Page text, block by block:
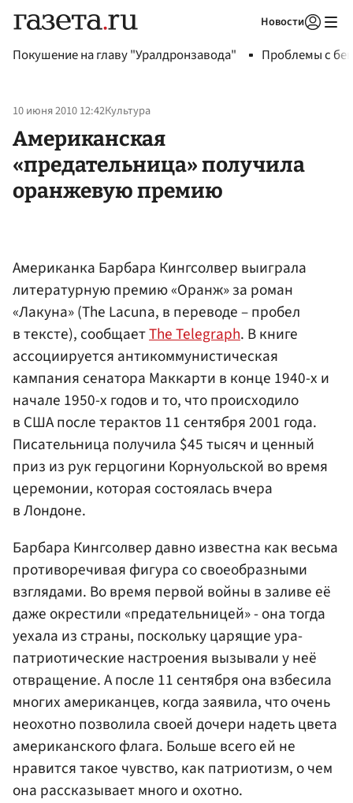
Новости
Покушение на главу "Уралдронзавода" Проблемы с
10 июня 2010 12:42Культура
Американская
«предательница» получила
оранжевую премию
Американка Барбара Кингсолвер выиграла
литературную премию «Оранж» за роман
«Лакуна» (The Lacuna, в переводе – пробел
в тексте), сообщаетThe Telegraph. В книге
ассоциируется антикоммунистическая
кампания сенатора Маккарти в конце 1940-х и
начале 1950-х годов и то, что происходило
в США после терактов 11 сентября 2001 года.
Писательница получила $45 тысяч и ценный
приз из рук герцогини Корнуольской во время
церемонии, которая состоялась вчера
в Лондоне.
Барбара Кингсолвер давно известна как весьма
противоречивая фигура со своеобразными
взглядами. Во время первой войны в заливе её
даже окрестили «предательницей» - она тогда
уехала из страны, поскольку царящие ура-
патриотические настроения вызывали у неё
отвращение. А после 11 сентября она взбесила
многих американцев, когда заявила, что очень
неохотно позволила своей дочери надеть цвета
американского флага. Больше всего ей не
нравится такое чувство, как патриотизм, о чем
она рассказывает много и охотно.